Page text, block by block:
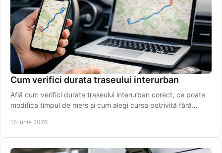
Cum verifici durata traseului interurban
Află cum verifici durata traseului interurban corect, ce poate
modifica timpul de mers și cum alegi cursa potrivită fără
15 iunie 2026